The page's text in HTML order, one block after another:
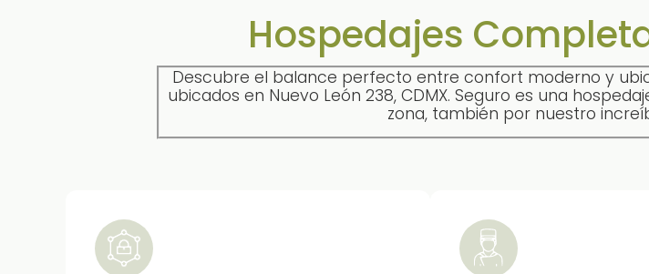
Hospedajes
Descubre el balance perfecto entre confort moderno y
ubicados en Nuevo León 238, CDMX. Seguro es una
zona, también por nuestro